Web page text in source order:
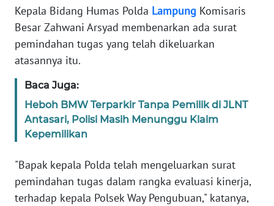
Kepala Bidang Humas Polda Lampung Komisaris
Besar Zahwani Arsyad membenarkan ada surat
pemindahan tugas yang telah dikeluarkan
atasannya itu.
Baca Juga:
Heboh BMW Terparkir Tanpa Pemilik di JLNT
Antasari, Polisi Masih Menunggu Klaim
Kepemilikan
"Bapak kepala Polda telah mengeluarkan surat
pemindahan tugas dalam rangka evaluasi kinerja,
terhadap kepala Polsek Way Pengubuan," katanya,
BERITA
KONTAK
KAMI
INFO
TENTANG
PEDOMAN
MEDIA
SIBER